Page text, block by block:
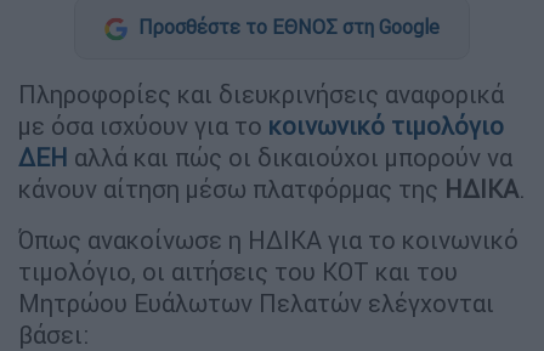
Προσθέστε το ΕΘΝΟΣ στη Google
Πληροφορίες και διευκρινήσεις αναφορικά
με όσα ισχύουν για το κοινωνικό τιμολόγιο
ΔΕΗ αλλά και πώς οι δικαιούχοι μπορούν να
κάνουν αίτηση μέσω πλατφόρμας της ΗΔΙΚΑ.
Όπως ανακοίνωσε η ΗΔΙΚΑ για το κοινωνικό
τιμολόγιο, οι αιτήσεις του ΚΟΤ και του
Μητρώου Ευάλωτων Πελατών ελέγχονται
βάσει: